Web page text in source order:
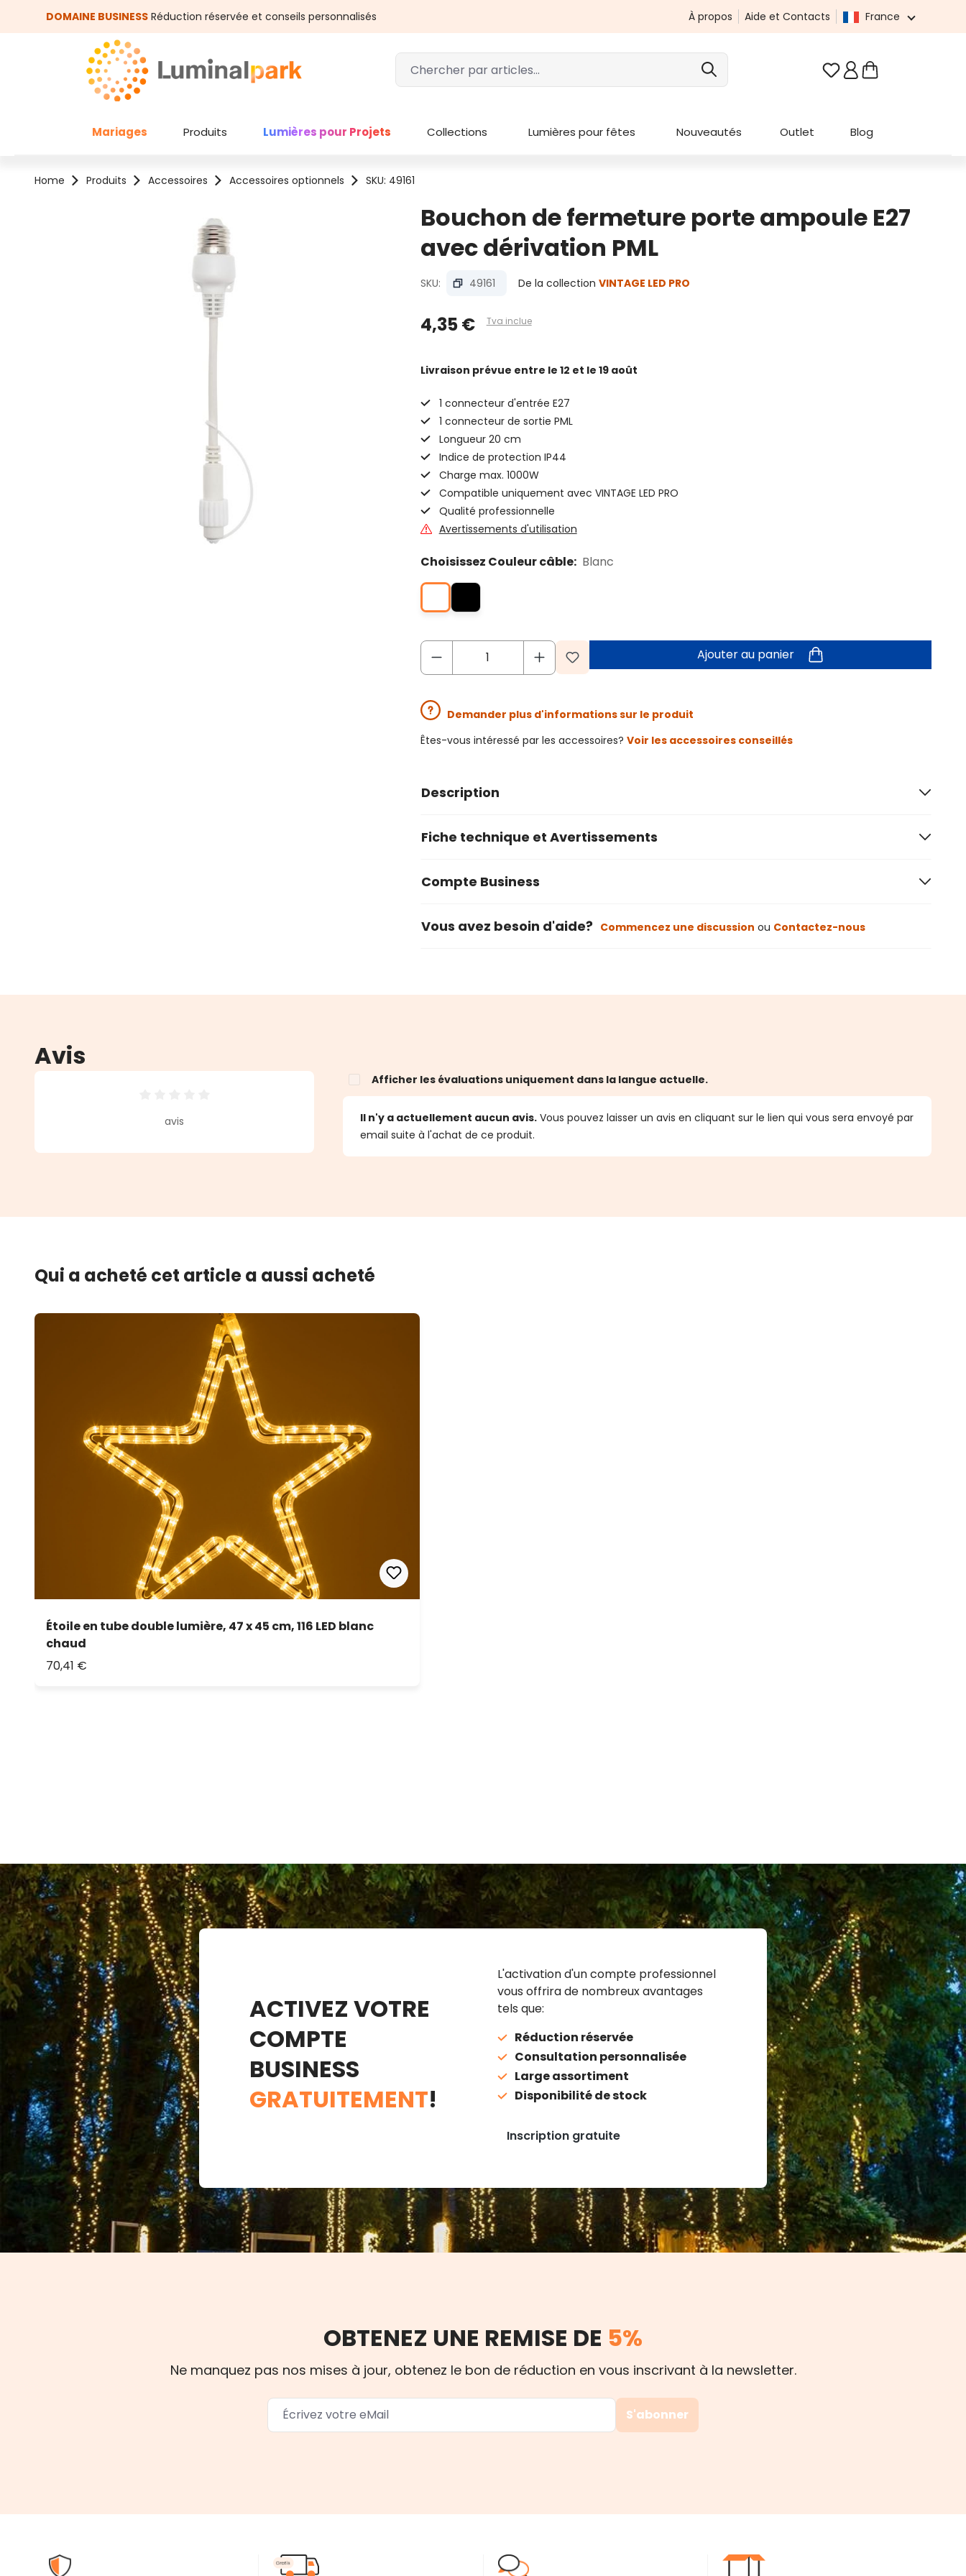
au contenu principal
Passer à la recherche
DOMAINE BUSINESS Réduction réservée et conseils personnalisés À propos Aide et Contacts France
Vous avez 0 articles
Mariages Produits Lumières pour Projets Collections Lumières pour fêtes Nouveautés Outlet Blog
Home Produits Accessoires Accessoires optionnels SKU: 49161
Bouchon de fermeture porte ampoule E27
avec dérivation PML
SKU: 49161 De la collection VINTAGE LED PRO
4,35 € Tva inclue
Livraison prévue entre le 12 et le 19 août
1 connecteur d'entrée E27
1 connecteur de sortie PML
Longueur 20 cm
Indice de protection IP44
Charge max. 1000W
Compatible uniquement avec VINTAGE LED PRO
Qualité professionnelle
Avertissements d'utilisation
Choisissez Couleur câble: Blanc
Ajouter au panier
Demander plus d'informations sur le produit
Êtes-vous intéressé par les accessoires? Voir les accessoires conseillés
Description
Fiche technique et Avertissements
Compte Business
Vous avez besoin d'aide? Commencez une discussion ou Contactez-nous
Avis
Note moyenne de 0 sur 5 étoiles
avis
Afficher les évaluations uniquement dans la langue actuelle.
Il n'y a actuellement aucun avis. Vous pouvez laisser un avis en cliquant sur le lien qui vous sera envoyé par
email suite à l'achat de ce produit.
Qui a acheté cet article a aussi acheté
Étoile en tube double lumière, 47 x 45 cm, 116 LED blanc
chaud
70,41 €
ACTIVEZ VOTRE
COMPTE
BUSINESS
GRATUITEMENT!
L'activation d'un compte professionnel
vous offrira de nombreux avantages
tels que:
Réduction réservée
Consultation personnalisée
Large assortiment
Disponibilité de stock
Inscription gratuite
OBTENEZ UNE REMISE DE 5%
Ne manquez pas nos mises à jour, obtenez le bon de réduction en vous inscrivant à la newsletter.
S'abonner